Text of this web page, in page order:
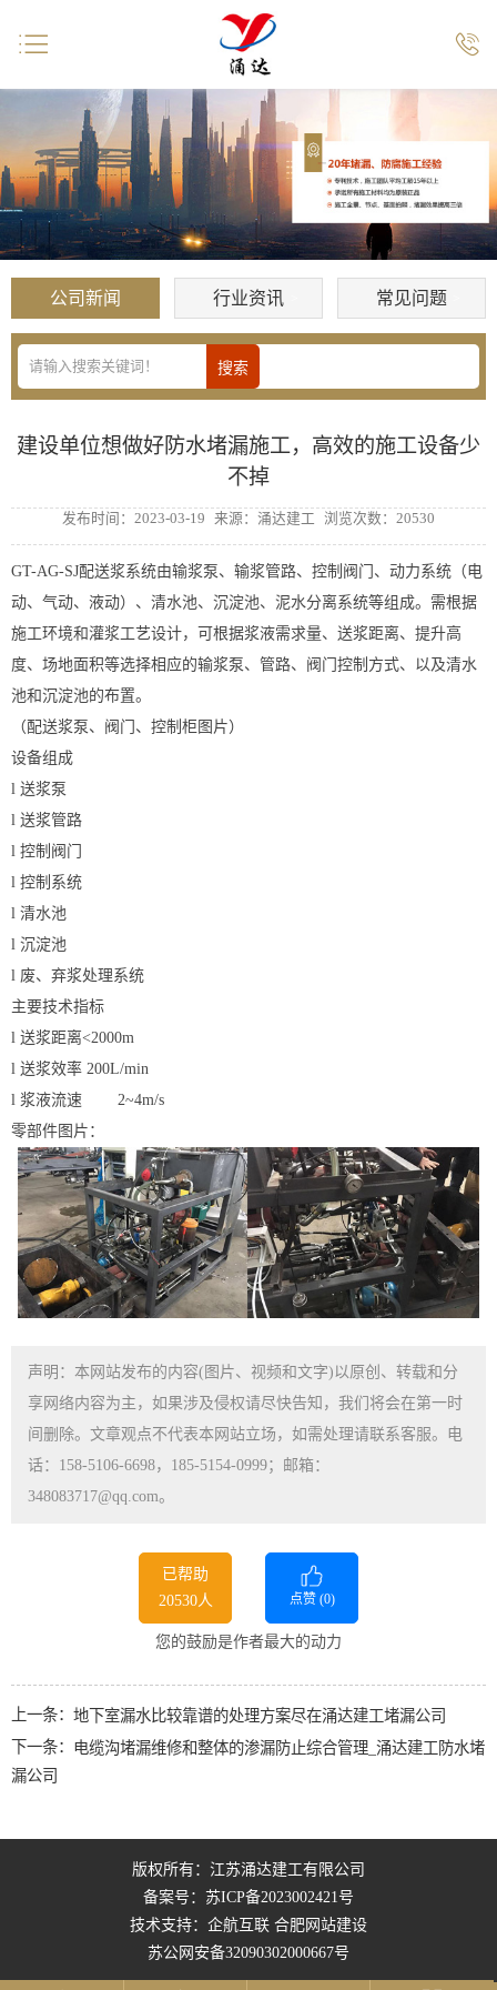
公司新闻 行业资讯 常见问题
建设单位想做好防水堵漏施工，高效的施工设备少
不掉
发布时间：2023-03-19 来源：涌达建工 浏览次数：20530
GT-AG-SJ配送浆系统由输浆泵、输浆管路、控制阀门、动力系统（电
动、气动、液动）、清水池、沉淀池、泥水分离系统等组成。需根据
施工环境和灌浆工艺设计，可根据浆液需求量、送浆距离、提升高
度、场地面积等选择相应的输浆泵、管路、阀门控制方式、以及清水
池和沉淀池的布置。
（配送浆泵、阀门、控制柜图片）
设备组成
l 送浆泵
l 送浆管路
l 控制阀门
l 控制系统
l 清水池
l 沉淀池
l 废、弃浆处理系统
主要技术指标
l 送浆距离<2000m
l 送浆效率 200L/min
l 浆液流速 2~4m/s
零部件图片：
声明：本网站发布的内容(图片、视频和文字)以原创、转载和分
享网络内容为主，如果涉及侵权请尽快告知，我们将会在第一时
间删除。文章观点不代表本网站立场，如需处理请联系客服。电
话：158-5106-6698，185-5154-0999；邮箱：
348083717@qq.com。
已帮助
20530人
点赞 (0)
您的鼓励是作者最大的动力
上一条： 地下室漏水比较靠谱的处理方案尽在涌达建工堵漏公司
下一条： 电缆沟堵漏维修和整体的渗漏防止综合管理_涌达建工防水堵
漏公司
版权所有：江苏涌达建工有限公司
备案号： 苏ICP备2023002421号
技术支持：企航互联 合肥网站建设
苏公网安备32090302000667号
 